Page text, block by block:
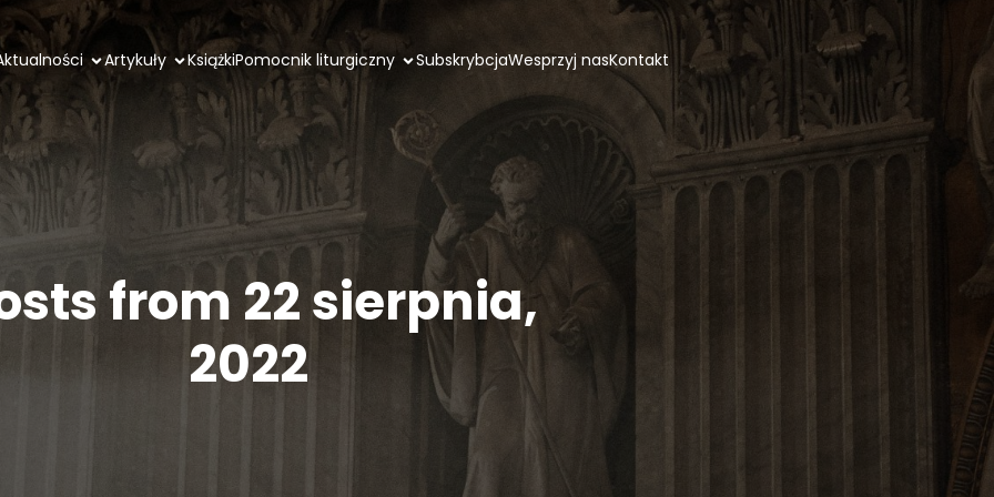
Artykuły KsiążkiPomocnik liturgiczny SubskrybcjaWesprzyj nasKontakt
from 22 sierpnia,
2022